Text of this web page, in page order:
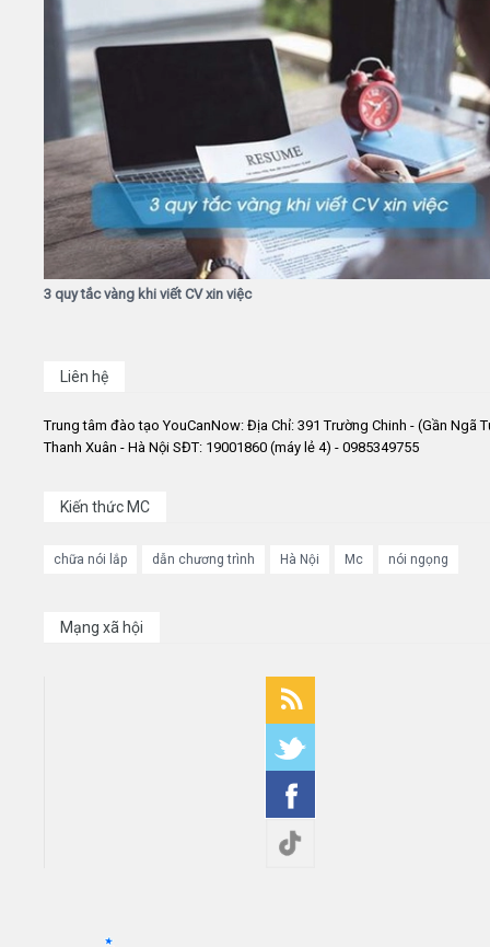
3 quy tắc vàng khi viết CV xin việc
Liên hệ
Trung tâm đào tạo YouCanNow: Địa Chỉ: 391 Trường Chinh - (Gần Ngã
Thanh Xuân - Hà Nội SĐT: 19001860 (máy lẻ 4) - 0985349755
Kiến thức MC
chữa nói lắp dẫn chương trình Hà Nội Mc nói ngọng
Mạng xã hội